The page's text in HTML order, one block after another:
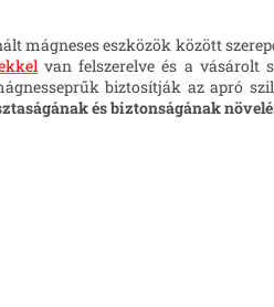
mágneses eszközök között
van felszerelve és a vásárolt
biztosítják az apró
és biztonságának